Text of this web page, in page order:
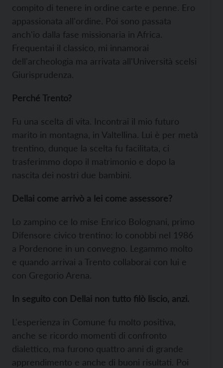
compito di tenere in ordine carte e penne. Ero
appassionata all'ordine. Poi sono passata
anch'io dalla fase missionaria in Africa.
Frequentai il classico, mi innamorai
dell'archeologia ma arrivata all'Università scelsi
Giurisprudenza.
Perché Trento?
Fu una scelta di vita. Incontrai il mio futuro
marito in montagna, in Valtellina. Lui è per metà
trentino, dunque la scelta fu facilitata, ci
trasferimmo dopo il matrimonio e dopo la
nascita dei nostri due bambini.
Dellai come arrivò a lei come assessore?
Lo zampino ce lo mise Enrico Bolognani, primo
Difensore civico trentino: lo conobbi nel 1986
a Pordenone in un convegno. Legammo molto
e quando arrivai a Trento collaborai con lui e
con Gregorio Arena.
In seguito con Dellai non tutto filò liscio, anzi.
L'esperienza in Comune fu molto positiva,
anche se ricordo momenti di confronto
dialettico, ma furono quattro anni di grande
apprendimento e anche di buoni risultati. Poi